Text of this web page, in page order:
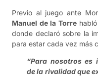
Previo al juego ante
Manuel de la Torrehabló
donde declaró sobre la
para estar cada vez más
“Para nosotros es
de la rivalidad que